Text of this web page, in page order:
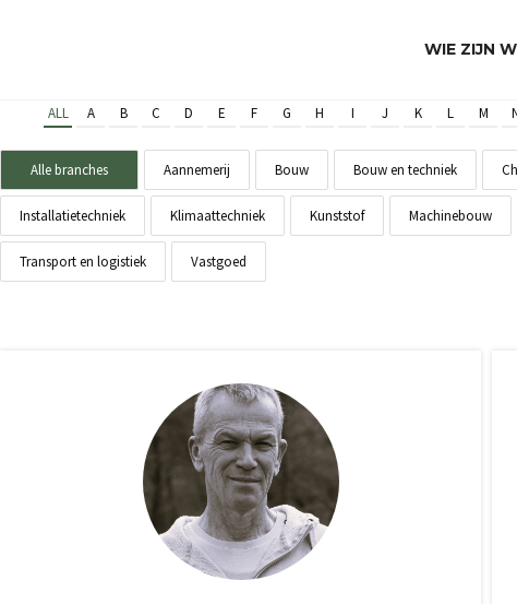
WIE ZIJN
ALL A B C D E F G H I J K L M
Alle branches Aannemerij Bouw Bouw en techniek
Installatietechniek Klimaattechniek Kunststof Machinebouw
Transport en logistiek Vastgoed